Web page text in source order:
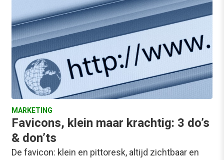
MARKETING
Favicons, klein maar krachtig: 3 do’s
& don’ts
De favicon: klein en pittoresk, altijd zichtbaar en